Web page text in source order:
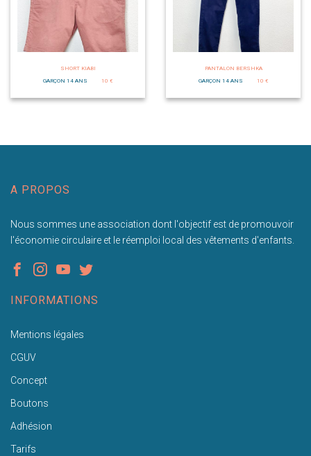
SHORT KIABI
GARÇON 14 ANS
10 €
PANTALON BERSHKA
GARÇON 14 ANS
10 €
A PROPOS
Nous sommes une association dont l'objectif est de promouvoir
l'économie circulaire et le réemploi local des vêtements d'enfants.
INFORMATIONS
Mentions légales
CGUV
Concept
Boutons
Adhésion
Tarifs